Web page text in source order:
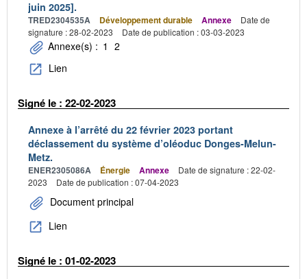
juin 2025].
TRED2304535A Développement durable Annexe
Date de
signature : 28-02-2023
Date de publication : 03-03-2023
Annexe(s) : 1 2
Lien
Signé le : 22-02-2023
Annexe à l’arrêté du 22 février 2023 portant
déclassement du système d’oléoduc Donges-Melun-
Metz.
ENER2305086A Énergie Annexe
Date de signature : 22-02-
2023
Date de publication : 07-04-2023
Document principal
Lien
Signé le : 01-02-2023